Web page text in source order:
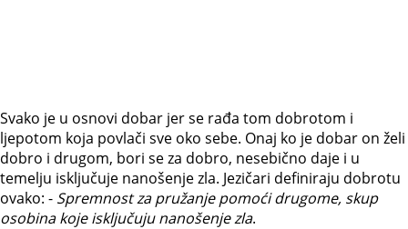
Svako je u osnovi dobar jer se rađa tom dobrotom i
ljepotom koja povlači sve oko sebe. Onaj ko je dobar on želi
dobro i drugom, bori se za dobro, nesebično daje i u
temelju isključuje nanošenje zla. Jezičari definiraju dobrotu
ovako: - Spremnost za pružanje pomoći drugome, skup
osobina koje isključuju nanošenje zla.